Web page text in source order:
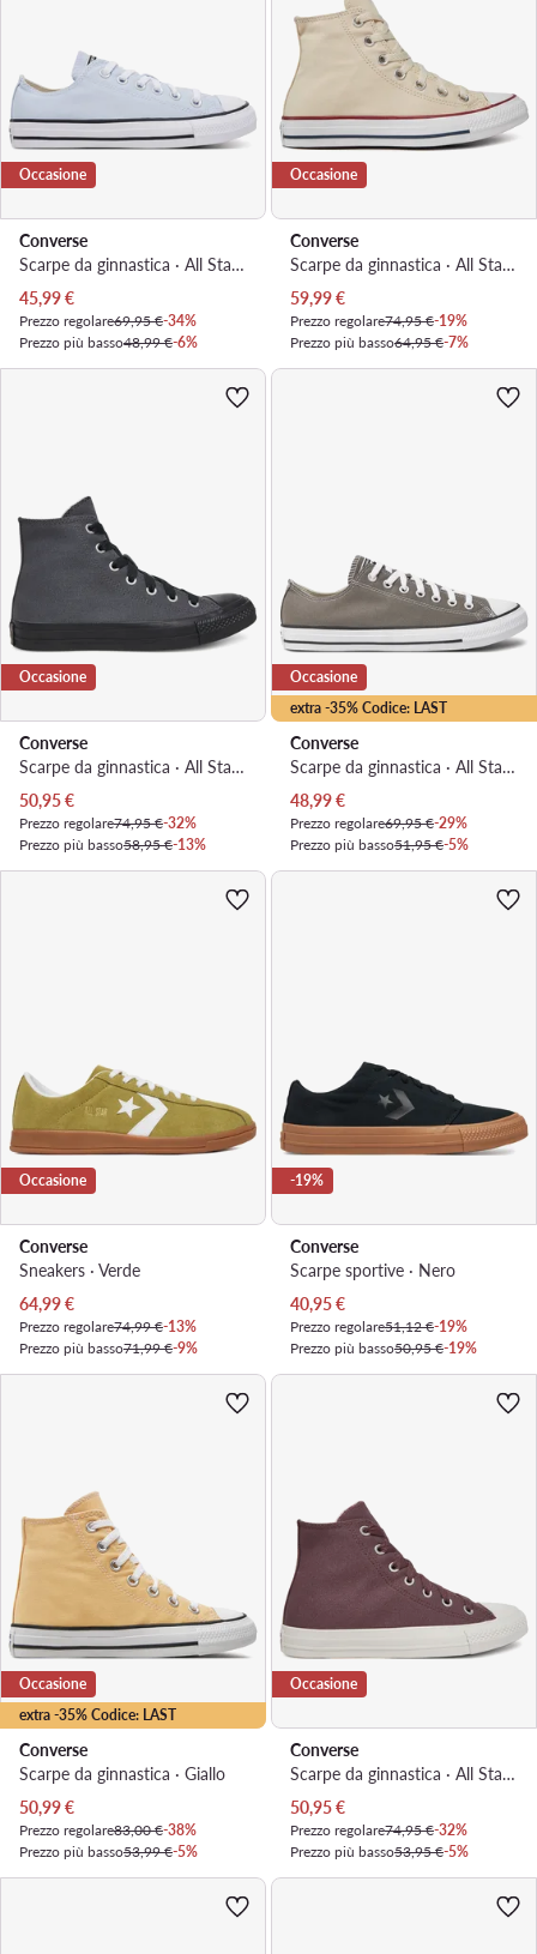
Occasione
Converse
Scarpe da ginnastica · All Star · Azzurro chiaro
Prezzo attuale
45,99€
Prezzo regolare69,95 €-34%
Prezzo più basso48,99 €-6%
Occasione
Converse
Scarpe da ginnastica · All Star · Beige
Prezzo attuale
59,99€
Prezzo regolare74,95 €-19%
Prezzo più basso64,95 €-7%
Occasione
Converse
Scarpe da ginnastica · All Star · Nero
Prezzo attuale
50,95€
Prezzo regolare74,95 €-32%
Prezzo più basso58,95 €-13%
extra -35% Codice: LAST
Occasione
Converse
Scarpe da ginnastica · All Star · Marrone
Prezzo attuale
48,99€
Prezzo regolare69,95 €-29%
Prezzo più basso51,95 €-5%
Occasione
Converse
Sneakers · Verde
Prezzo attuale
64,99€
Prezzo regolare74,99 €-13%
Prezzo più basso71,99 €-9%
-19%
Converse
Scarpe sportive · Nero
Prezzo attuale
40,95€
Prezzo regolare51,12 €-19%
Prezzo più basso50,95 €-19%
extra -35% Codice: LAST
Occasione
Converse
Scarpe da ginnastica · Giallo
Prezzo attuale
50,99€
Prezzo regolare83,00 €-38%
Prezzo più basso53,99 €-5%
Occasione
Converse
Scarpe da ginnastica · All Star · Marrone
Prezzo attuale
50,95€
Prezzo regolare74,95 €-32%
Prezzo più basso53,95 €-5%